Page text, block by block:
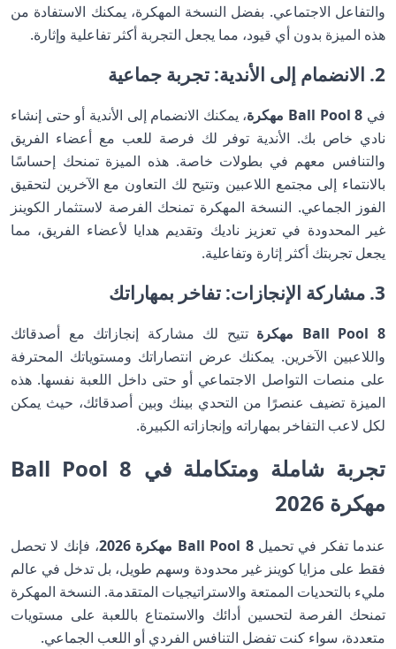
والتفاعل الاجتماعي. بفضل النسخة المهكرة، يمكنك الاستفادة من
هذه الميزة بدون أي قيود، مما يجعل التجربة أكثر تفاعلية وإثارة.
2. الانضمام إلى الأندية: تجربة جماعية
في 8 Ball Pool مهكرة
، يمكنك الانضمام إلى الأندية أو حتى إنشاء
نادي خاص بك. الأندية توفر لك فرصة للعب مع أعضاء الفريق
والتنافس معهم في بطولات خاصة. هذه الميزة تمنحك إحساسًا
بالانتماء إلى مجتمع اللاعبين وتتيح لك التعاون مع الآخرين لتحقيق
الفوز الجماعي. النسخة المهكرة تمنحك الفرصة لاستثمار الكوينز
غير المحدودة في تعزيز ناديك وتقديم هدايا لأعضاء الفريق، مما
يجعل تجربتك أكثر إثارة وتفاعلية.
3. مشاركة الإنجازات: تفاخر بمهاراتك
8 Ball Pool مهكرة
تتيح لك مشاركة إنجازاتك مع أصدقائك
واللاعبين الآخرين. يمكنك عرض انتصاراتك ومستوياتك المحترفة
على منصات التواصل الاجتماعي أو حتى داخل اللعبة نفسها. هذه
الميزة تضيف عنصرًا من التحدي بينك وبين أصدقائك، حيث يمكن
لكل لاعب التفاخر بمهاراته وإنجازاته الكبيرة.
تجربة شاملة ومتكاملة في 8 Ball Pool
مهكرة 2026
عندما تفكر في تحميل8 Ball Pool مهكرة 2026
، فإنك لا تحصل
فقط على مزايا كوينز غير محدودة وسهم طويل، بل تدخل في عالم
مليء بالتحديات الممتعة والاستراتيجيات المتقدمة. النسخة المهكرة
تمنحك الفرصة لتحسين أدائك والاستمتاع باللعبة على مستويات
متعددة، سواء كنت تفضل التنافس الفردي أو اللعب الجماعي.